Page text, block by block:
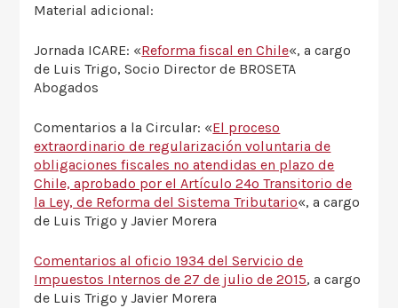
Material adicional:
Jornada ICARE: «Reforma fiscal en Chile«, a cargo
de Luis Trigo, Socio Director de BROSETA
Abogados
Comentarios a la Circular: «El proceso
extraordinario de regularización voluntaria de
obligaciones fiscales no atendidas en plazo de
Chile, aprobado por el Artículo 24º Transitorio de
la Ley, de Reforma del Sistema Tributario«, a cargo
de Luis Trigo y Javier Morera
Comentarios al oficio 1934 del Servicio de
Impuestos Internos de 27 de julio de 2015, a cargo
de Luis Trigo y Javier Morera